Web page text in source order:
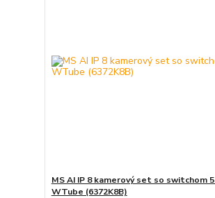
MS AI IP 8 kamerový set so switchom
WTube (6372K8B)